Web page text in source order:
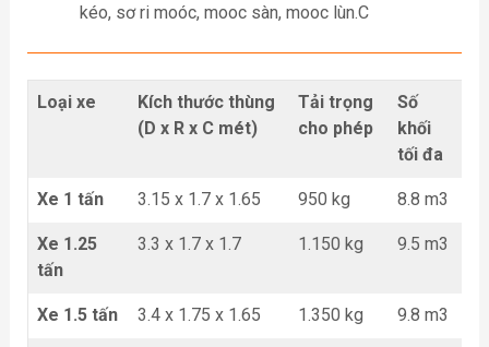
kéo, sơ ri moóc, mooc sàn, mooc lùn.C
Loại xe
Kích thước thùng
(D x R x C mét)
Tải trọng
cho phép
Số
khối
tối đa
Xe 1 tấn 3.15 x 1.7 x 1.65 950 kg 8.8 m3
Xe 1.25
tấn
3.3 x 1.7 x 1.7 1.150 kg 9.5 m3
Xe 1.5 tấn 3.4 x 1.75 x 1.65 1.350 kg 9.8 m3